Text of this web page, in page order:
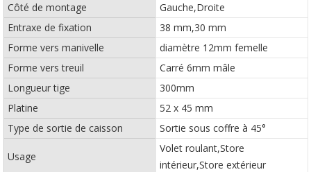
Côté de montage
Gauche,Droite
Entraxe de fixation
38 mm,30 mm
Forme vers manivelle
diamètre 12mm femelle
Forme vers treuil
Carré 6mm mâle
Longueur tige
300mm
Platine
52 x 45 mm
Type de sortie de caisson
Sortie sous coffre à 45°
Usage
Volet roulant,Store
intérieur,Store extérieur